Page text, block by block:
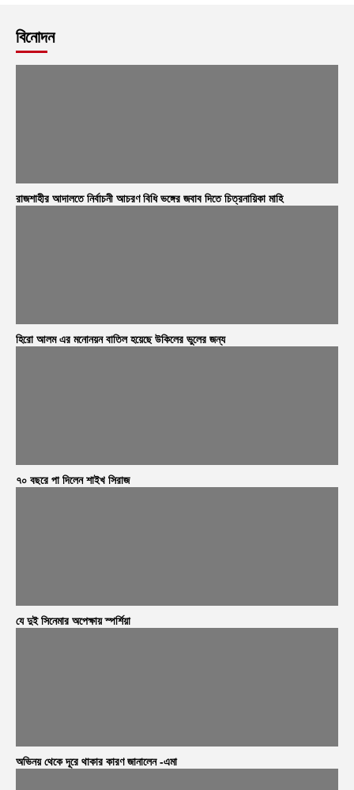
বিনোদন
রাজশাহীর আদালতে নির্বাচনী আচরণ বিধি ভঙ্গের জবাব দিতে চিত্রনায়িকা মাহি
হিরো আলম এর মনোনয়ন বাতিল হয়েছে উকিলের ভুলের জন্য
৭০ বছরে পা দিলেন শাইখ সিরাজ
যে দুই সিনেমার অপেক্ষায় স্পর্শিয়া
অভিনয় থেকে দূরে থাকার কারণ জানালেন -এমা